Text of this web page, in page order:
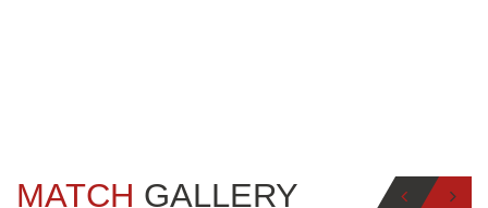
MATCH GALLERY